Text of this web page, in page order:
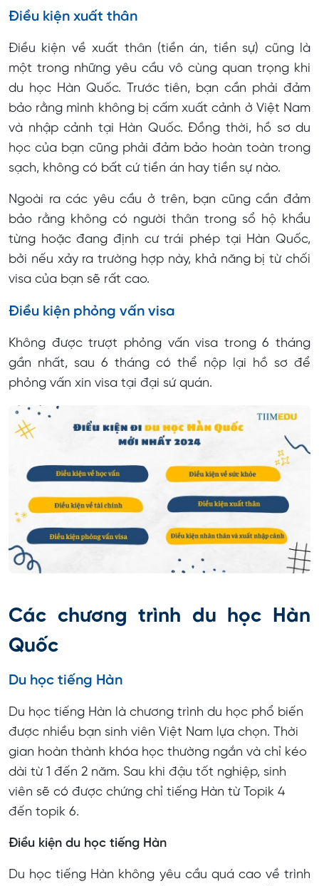
Điều kiện xuất thân
Điều kiện về xuất thân (tiền án, tiền sự) cũng là
một trong những yêu cầu vô cùng quan trọng khi
du học Hàn Quốc. Trước tiên, bạn cần phải đảm
bảo rằng mình không bị cấm xuất cảnh ở Việt Nam
và nhập cảnh tại Hàn Quốc. Đồng thời, hồ sơ du
học của bạn cũng phải đảm bảo hoàn toàn trong
sạch, không có bất cứ tiền án hay tiền sự nào.
Ngoài ra các yêu cầu ở trên, bạn cũng cần đảm
bảo rằng không có người thân trong sổ hộ khẩu
từng hoặc đang định cư trái phép tại Hàn Quốc,
bởi nếu xảy ra trường hợp này, khả năng bị từ chối
visa của bạn sẽ rất cao.
Điều kiện phỏng vấn visa
Không được trượt phỏng vấn visa trong 6 tháng
gần nhất, sau 6 tháng có thể nộp lại hồ sơ để
phỏng vấn xin visa tại đại sứ quán.
Các chương trình du học Hàn
Quốc
Du học tiếng Hàn
Du học tiếng Hàn là chương trình du học phổ biến
được nhiều bạn sinh viên Việt Nam lựa chọn. Thời
gian hoàn thành khóa học thường ngắn và chỉ kéo
dài từ 1 đến 2 năm. Sau khi đậu tốt nghiệp, sinh
viên sẽ có được chứng chỉ tiếng Hàn từ Topik 4
đến topik 6.
Điều kiện du học tiếng Hàn
Du học tiếng Hàn không yêu cầu quá cao về trình